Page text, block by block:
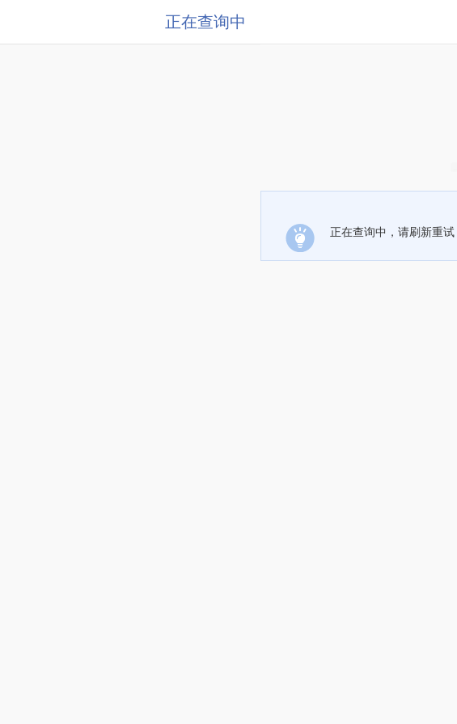
正在查询中
正在查询中，请刷新重试